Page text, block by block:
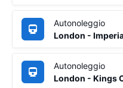
Autonoleggio
London -
Autonoleggio
London - Kings